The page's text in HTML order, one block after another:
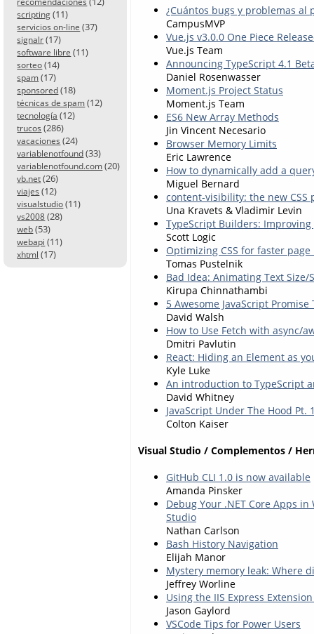
scripting (11)
servicios on-line (37)
signalr (17)
software libre (11)
sorteo (14)
spam (17)
sponsored (18)
técnicas de spam (12)
tecnología (12)
trucos (286)
vacaciones (24)
variablenotfound (33)
variablenotfound.com (20)
vb.net (26)
viajes (12)
visualstudio (11)
vs2008 (28)
web (53)
webapi (11)
xhtml (17)
¿Cuántos bugs y problemas
CampusMVP
Vue.js v3.0.0 One Piece
Vue.js Team
Announcing TypeScript 4.1
Daniel Rosenwasser
Moment.js Project Status
Moment.js Team
ES6 New Array Methods
Jin Vincent Necesario
Browser Memory Limits
Eric Lawrence
How to dynamically add a
Miguel Bernard
content-visibility: the new
Una Kravets & Vladimir Levin
TypeScript Builders:
Scott Logic
Optimizing CSS for faster page
Tomas Pustelnik
Bad Idea: Animating Text Size/
Kirupa Chinnathambi
5 Awesome JavaScript Promise
David Walsh
How to Use Fetch with async/
Dmitri Pavlutin
React: Hiding an Element as
Kyle Luke
An introduction to TypeScript
David Whitney
JavaScript Under The Hood Pt.
Colton Kaiser
Visual Studio / Complementos /
GitHub CLI 1.0 is now available
Amanda Pinsker
Debug Your .NET Core Apps in
Studio
Nathan Carlson
Bash History Navigation
Elijah Manor
Mystery memory leak: Where
Jeffrey Worline
Using the IIS Express
Jason Gaylord
VSCode Tips for Power Users